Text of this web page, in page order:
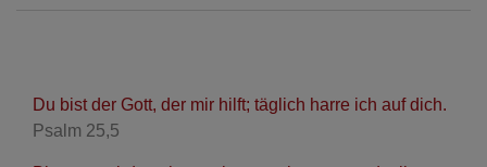
Du bist der Gott, der mir hilft; täglich harre ich auf dich.
Psalm 25,5